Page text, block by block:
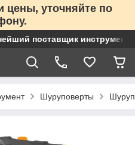
цены, уточняйте по
поставщик
Шуруповерты